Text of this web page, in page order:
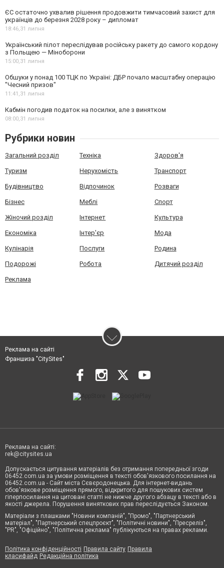
ЄС остаточно ухвалив рішення продовжити тимчасовий захист для
українців до березня 2028 року – дипломат
18:46,31 липня
Український пілот переслідував російську ракету до самого кордону
з Польщею — Міноборони
15:00,31 липня
Обшуки у понад 100 ТЦК по Україні: ДБР почало масштабну операцію
"Чесний призов"
11:41,31 липня
Кабмін погодив податок на посилки, але з винятком
08:00,31 липня
Рубрики новин
Загальний розділ Техніка Здоров'я
Туризм Нерухомість Транспорт
Будівництво Відпочинок Розваги
Бізнес Меблі Спорт
Жіночий розділ Інтернет Культура
Економіка Інтер'єр Мода
Кулінарія Послуги Родина
Подорожі Робота Дитячий розділ
Реклама
Реклама на сайті
Франшиза "CitySites"
Реклама на сайті:
rek@citysites.ua
Допускається цитування матеріалів без отримання попередньої згоди
06452.com.ua за умови розміщення в тексті обов'язкового посилання на
06452.com.ua - Сайт міста Сєвєродонецька. Для інтернет-видань
обов'язкове розміщення прямого, відкритого для пошукових систем
гіперпосилання на цитовані статті не нижче другого абзацу в тексті або в
якості джерела. Порушення виняткових прав переслідується Законом.
Матеріали з плашками "Новини компаній", "Промо", "Партнерський
матеріал", "Партнерський спецпроєкт", "Політичні новини", "Пресреліз",
"PR", "Офіційно", "Політична реклама" публікуються на правах реклами.
Політика конфіденційності Правила сайту Правила
класифайд Редакційна політика